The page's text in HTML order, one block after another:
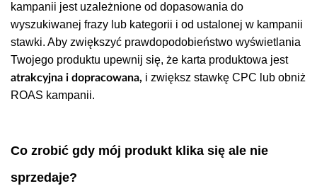
kampanii jest uzależnione od dopasowania do
wyszukiwanej frazy lub kategorii i od ustalonej w kampanii
stawki. Aby zwiększyć prawdopodobieństwo wyświetlania
Twojego produktu upewnij się, że karta produktowa jest
atrakcyjna i dopracowana, i zwiększ stawkę CPC lub obniż
ROAS kampanii.
Co zrobić gdy mój produkt klika się ale nie
sprzedaje?